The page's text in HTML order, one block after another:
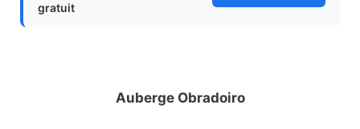
gratuit
Auberge Obradoiro